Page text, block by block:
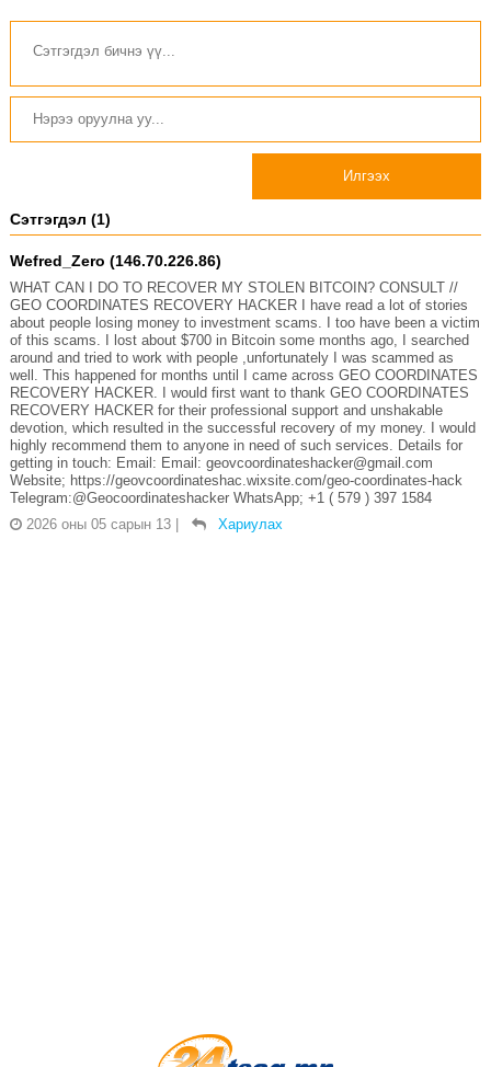
Илгээх
Сэтгэгдэл (1)
Wefred_Zero (146.70.226.86)
WHAT CAN I DO TO RECOVER MY STOLEN BITCOIN? CONSULT //
GEO COORDINATES RECOVERY HACKER I have read a lot of stories
about people losing money to investment scams. I too have been a victim
of this scams. I lost about $700 in Bitcoin some months ago, I searched
around and tried to work with people ,unfortunately I was scammed as
well. This happened for months until I came across GEO COORDINATES
RECOVERY HACKER. I would first want to thank GEO COORDINATES
RECOVERY HACKER for their professional support and unshakable
devotion, which resulted in the successful recovery of my money. I would
highly recommend them to anyone in need of such services. Details for
getting in touch: Email: Email: geovcoordinateshacker@gmail.com
Website; https://geovcoordinateshac.wixsite.com/geo-coordinates-hack
Telegram:@Geocoordinateshacker WhatsApp; +1 ( 579 ) 397 1584
2026 оны 05 сарын 13
Хариулах